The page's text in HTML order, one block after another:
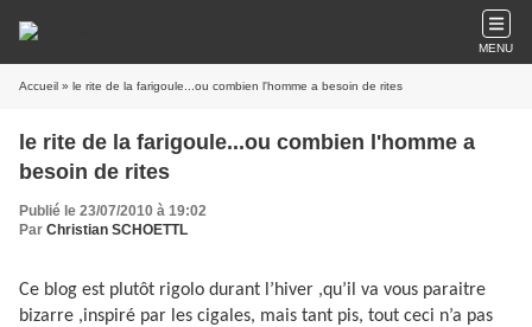
MENU
Accueil » le rite de la farigoule...ou combien l'homme a besoin de rites
le rite de la farigoule...ou combien l'homme a
besoin de rites
Publié le 23/07/2010 à 19:02
Par Christian SCHOETTL
Ce blog est plutôt rigolo durant l’hiver ,qu’il va vous paraitre
bizarre ,inspiré par les cigales, mais tant pis, tout ceci n’a pas